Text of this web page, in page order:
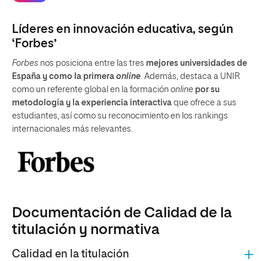
Líderes en innovación educativa, según
‘Forbes’
Forbes nos posiciona entre las tres mejores universidades de
España y como la primera online. Además, destaca a UNIR
como un referente global en la formación online por su
metodología y la experiencia interactiva que ofrece a sus
estudiantes, así como su reconocimiento en los rankings
internacionales más relevantes.
Documentación de Calidad de la
titulación y normativa
Calidad en la titulación